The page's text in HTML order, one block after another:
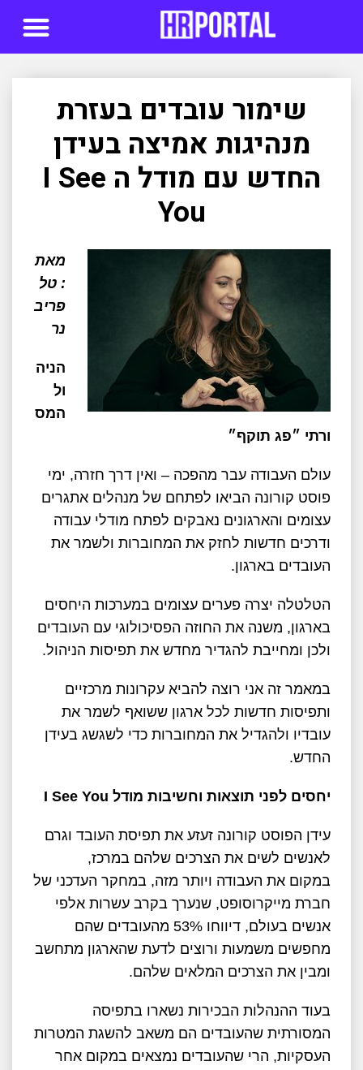
שימור עובדים בעזרת
מנהיגות אמיצה בעידן
החדש עם מודל ה I See
You
מאת
: טל
פריב
נר
הניה
ול
המס
ורתי ״פג תוקף״
עולם העבודה עבר מהפכה – ואין דרך חזרה, ימי
פוסט קורונה הביאו לפתחם של מנהלים אתגרים
עצומים והארגונים נאבקים לפתח מודלי עבודה
ודרכים חדשות לחזק את המחוברות ולשמר את
העובדים בארגון.
הטלטלה יצרה פערים עצומים במערכות היחסים
בארגון, משנה את החוזה הפסיכולוגי עם העובדים
ולכן ומחייבת להגדיר מחדש את תפיסות הניהול.
במאמר זה אני רוצה להביא עקרונות מרכזיים
ותפיסות חדשות לכל ארגון ששואף לשמר את
עובדיו ולהגדיל את המחוברות כדי לשגשג בעידן
החדש.
יחסים לפני תוצאות וחשיבות מודל I See You
עידן הפוסט קורונה זעזע את תפיסת העובד וגרם
לאנשים לשים את הצרכים שלהם במרכז,
במקום את העבודה ויותר מזה, במחקר העדכני של
חברת מייקרוסופט, שנערך בקרב עשרות אלפי
אנשים בעולם, דיווחו 53% מהעובדים שהם
מחפשים משמעות ורוצים לדעת שהארגון מתחשב
ומבין את הצרכים המלאים שלהם.
בעוד ההנהלות הבכירות נשארו בתפיסה
המסורתית שהעובדים הם משאב להשגת המטרות
העסקיות, הרי שהעובדים נמצאים במקום אחר